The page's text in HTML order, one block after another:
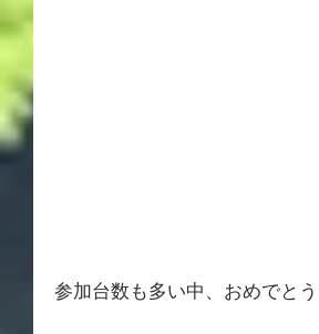
参加台数も多い中、おめでと